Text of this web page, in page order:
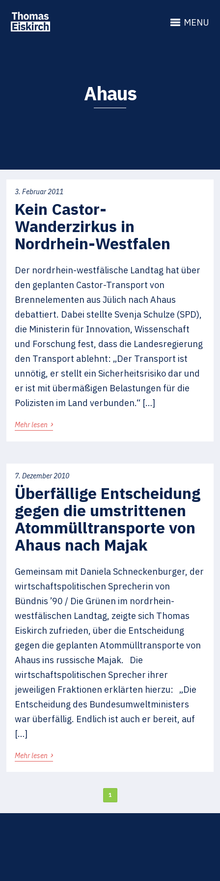
MENU
Ahaus
3. Februar 2011
Kein Castor-
Wanderzirkus in
Nordrhein-Westfalen
Der nordrhein-westfälische Landtag hat über
den geplanten Castor-Transport von
Brennelementen aus Jülich nach Ahaus
debattiert. Dabei stellte Svenja Schulze (SPD),
die Ministerin für Innovation, Wissenschaft
und Forschung fest, dass die Landesregierung
den Transport ablehnt: „Der Transport ist
unnötig, er stellt ein Sicherheitsrisiko dar und
er ist mit übermäßigen Belastungen für die
Polizisten im Land verbunden.“ […]
Mehr lesen ›
7. Dezember 2010
Überfällige Entscheidung
gegen die umstrittenen
Atommülltransporte von
Ahaus nach Majak
Gemeinsam mit Daniela Schneckenburger, der
wirtschaftspolitischen Sprecherin von
Bündnis ’90 / Die Grünen im nordrhein-
westfälischen Landtag, zeigte sich Thomas
Eiskirch zufrieden, über die Entscheidung
gegen die geplanten Atommülltransporte von
Ahaus ins russische Majak. Die
wirtschaftspolitischen Sprecher ihrer
jeweiligen Fraktionen erklärten hierzu: „Die
Entscheidung des Bundesumweltministers
war überfällig. Endlich ist auch er bereit, auf
[…]
Mehr lesen ›
1